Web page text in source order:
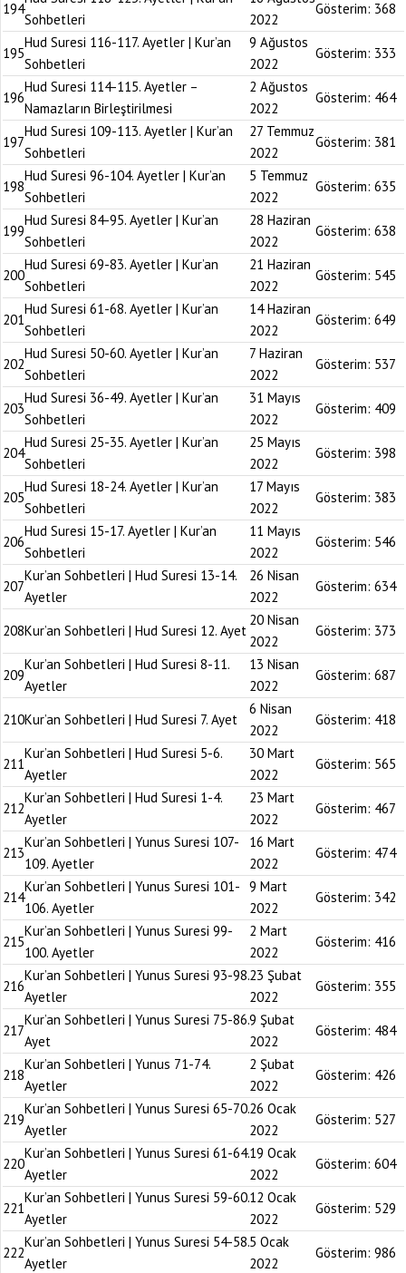
194
Sohbetleri
2022
Gösterim: 368
195
Hud Suresi 116-117. Ayetler | Kur’an
Sohbetleri
9 Ağustos
2022
Gösterim: 333
196
Hud Suresi 114-115. Ayetler –
Namazların Birleştirilmesi
2 Ağustos
2022
Gösterim: 464
197
Hud Suresi 109-113. Ayetler | Kur’an
Sohbetleri
27 Temmuz
2022
Gösterim: 381
198
Hud Suresi 96-104. Ayetler | Kur’an
Sohbetleri
5 Temmuz
2022
Gösterim: 635
199
Hud Suresi 84-95. Ayetler | Kur’an
Sohbetleri
28 Haziran
2022
Gösterim: 638
200
Hud Suresi 69-83. Ayetler | Kur’an
Sohbetleri
21 Haziran
2022
Gösterim: 545
201
Hud Suresi 61-68. Ayetler | Kur’an
Sohbetleri
14 Haziran
2022
Gösterim: 649
202
Hud Suresi 50-60. Ayetler | Kur’an
Sohbetleri
7 Haziran
2022
Gösterim: 537
203
Hud Suresi 36-49. Ayetler | Kur’an
Sohbetleri
31 Mayıs
2022
Gösterim: 409
204
Hud Suresi 25-35. Ayetler | Kur’an
Sohbetleri
25 Mayıs
2022
Gösterim: 398
205
Hud Suresi 18-24. Ayetler | Kur’an
Sohbetleri
17 Mayıs
2022
Gösterim: 383
206
Hud Suresi 15-17. Ayetler | Kur’an
Sohbetleri
11 Mayıs
2022
Gösterim: 546
207
Kur’an Sohbetleri | Hud Suresi 13-14.
Ayetler
26 Nisan
2022
Gösterim: 634
208Kur’an Sohbetleri | Hud Suresi 12. Ayet
20 Nisan
2022
Gösterim: 373
209
Kur’an Sohbetleri | Hud Suresi 8-11.
Ayetler
13 Nisan
2022
Gösterim: 687
210Kur’an Sohbetleri | Hud Suresi 7. Ayet
6 Nisan
2022
Gösterim: 418
211
Kur’an Sohbetleri | Hud Suresi 5-6.
Ayetler
30 Mart
2022
Gösterim: 565
212
Kur’an Sohbetleri | Hud Suresi 1-4.
Ayetler
23 Mart
2022
Gösterim: 467
213
Kur’an Sohbetleri | Yunus Suresi 107-
109. Ayetler
16 Mart
2022
Gösterim: 474
214
Kur’an Sohbetleri | Yunus Suresi 101-
106. Ayetler
9 Mart
2022
Gösterim: 342
215
Kur’an Sohbetleri | Yunus Suresi 99-
100. Ayetler
2 Mart
2022
Gösterim: 416
216
Kur’an Sohbetleri | Yunus Suresi 93-98.
Ayetler
23 Şubat
2022
Gösterim: 355
217
Kur’an Sohbetleri | Yunus Suresi 75-86.
Ayet
9 Şubat
2022
Gösterim: 484
218
Kur’an Sohbetleri | Yunus 71-74.
Ayetler
2 Şubat
2022
Gösterim: 426
219
Kur’an Sohbetleri | Yunus Suresi 65-70.
Ayetler
26 Ocak
2022
Gösterim: 527
220
Kur’an Sohbetleri | Yunus Suresi 61-64.
Ayetler
19 Ocak
2022
Gösterim: 604
221
Kur’an Sohbetleri | Yunus Suresi 59-60.
Ayetler
12 Ocak
2022
Gösterim: 529
222
Kur’an Sohbetleri | Yunus Suresi 54-58.
Ayetler
5 Ocak
2022
Gösterim: 986